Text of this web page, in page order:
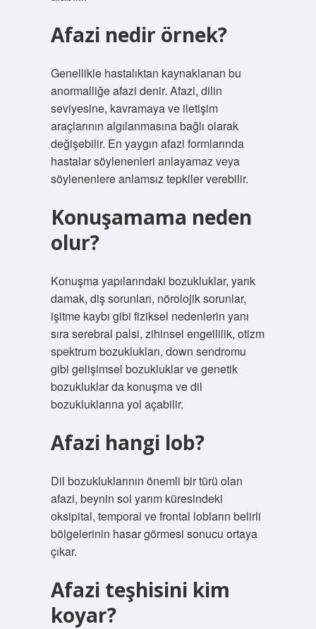
Afazi nedir örnek?
Genellikle hastalıktan kaynaklanan bu
anormalliğe afazi denir. Afazi, dilin
seviyesine, kavramaya ve iletişim
araçlarının algılanmasına bağlı olarak
değişebilir. En yaygın afazi formlarında
hastalar söylenenleri anlayamaz veya
söylenenlere anlamsız tepkiler verebilir.
Konuşamama neden
olur?
Konuşma yapılarındaki bozukluklar, yarık
damak, diş sorunları, nörolojik sorunlar,
işitme kaybı gibi fiziksel nedenlerin yanı
sıra serebral palsi, zihinsel engellilik, otizm
spektrum bozuklukları, down sendromu
gibi gelişimsel bozukluklar ve genetik
bozukluklar da konuşma ve dil
bozukluklarına yol açabilir.
Afazi hangi lob?
Dil bozukluklarının önemli bir türü olan
afazi, beynin sol yarım küresindeki
oksipital, temporal ve frontal lobların belirli
bölgelerinin hasar görmesi sonucu ortaya
çıkar.
Afazi teşhisini kim
koyar?